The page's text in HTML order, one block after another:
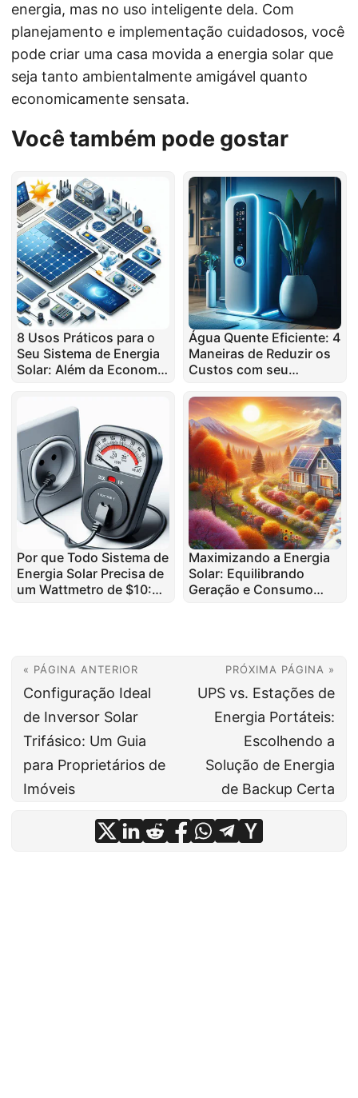
energia, mas no uso inteligente dela. Com
planejamento e implementação cuidadosos, você
pode criar uma casa movida a energia solar que
seja tanto ambientalmente amigável quanto
economicamente sensata.
Você também pode gostar
8 Usos Práticos para o
Seu Sistema de Energia
Solar: Além da Economia
Água Quente Eficiente: 4
Maneiras de Reduzir os
Custos com seu
Por que Todo Sistema de
Energia Solar Precisa de
um Wattmetro de $10:
Maximizando a Energia
Solar: Equilibrando
Geração e Consumo
« PÁGINA ANTERIOR
Configuração Ideal
de Inversor Solar
Trifásico: Um Guia
para Proprietários de
Imóveis
PRÓXIMA PÁGINA »
UPS vs. Estações de
Energia Portáteis:
Escolhendo a
Solução de Energia
de Backup Certa